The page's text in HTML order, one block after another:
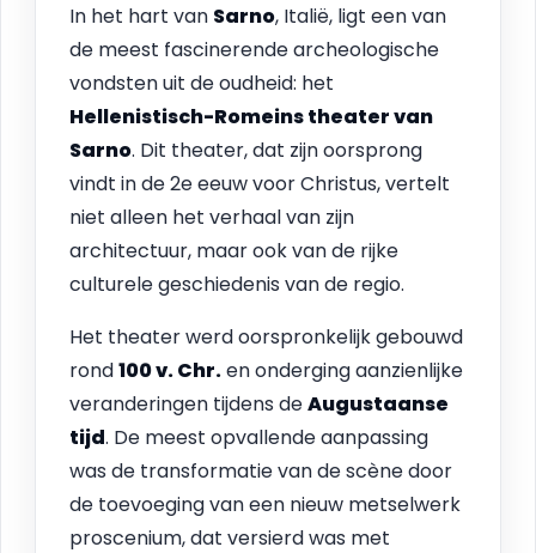
In het hart van Sarno, Italië, ligt een van
de meest fascinerende archeologische
vondsten uit de oudheid: het
Hellenistisch-Romeins theater van
Sarno. Dit theater, dat zijn oorsprong
vindt in de 2e eeuw voor Christus, vertelt
niet alleen het verhaal van zijn
architectuur, maar ook van de rijke
culturele geschiedenis van de regio.
Het theater werd oorspronkelijk gebouwd
rond100 v. Chr.en onderging aanzienlijke
veranderingen tijdens deAugustaanse
tijd. De meest opvallende aanpassing
was de transformatie van de scène door
de toevoeging van een nieuw metselwerk
proscenium, dat versierd was met